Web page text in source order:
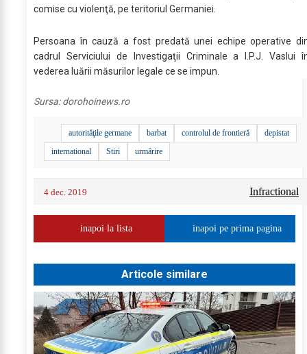
comise cu violenţă, pe teritoriul Germaniei.
Persoana în cauză a fost predată unei echipe operative
cadrul Serviciului de Investigaţii Criminale a I.P.J. Vaslui
vederea luării măsurilor legale ce se impun.
Sursa:dorohoinews.ro
autorităţile germane barbat controlul de frontieră
depistat
international
Stiri urmărire
4 dec. 2019 Infractional
inapoi la lista inapoi pe prima pagina
Articole similare